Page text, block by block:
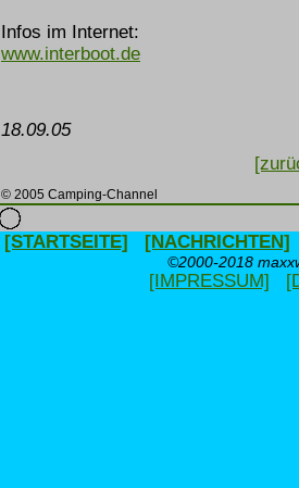
Infos im Internet:
www.interboot.de
18.09.05
© 2005 Camping-Channel
[STARTSEITE] [NACHRICHTEN]
©2000-2018
[IMPRESSUM]